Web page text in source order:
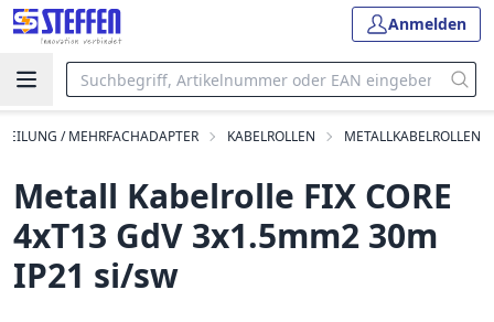
Anmelden
/ MEHRFACHADAPTER KABELROLLEN METALLKABELROLLEN
Metall Kabelrolle FIX CORE
4xT13 GdV 3x1.5mm2 30m
IP21 si/sw